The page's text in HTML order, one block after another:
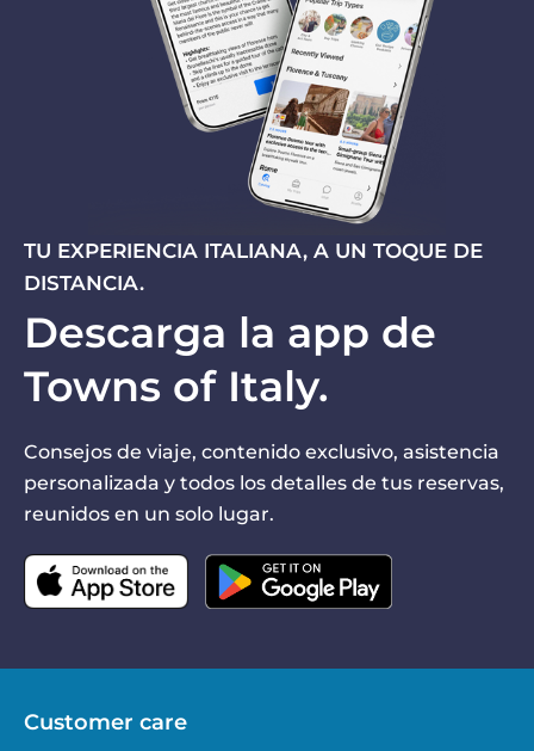
TU EXPERIENCIA ITALIANA, A UN TOQUE DE
DISTANCIA.
Descarga la app de
Towns of Italy.
Consejos de viaje, contenido exclusivo, asistencia
personalizada y todos los detalles de tus reservas,
reunidos en un solo lugar.
Customer care